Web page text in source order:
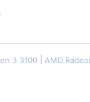
3 3100 AMD